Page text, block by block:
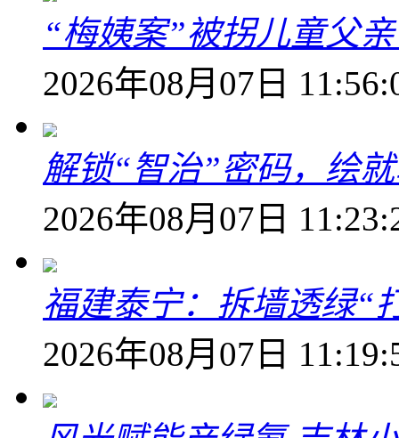
“梅姨案”被拐儿童父
2026年08月07日
解锁“智治”密码，绘
2026年08月07日
福建泰宁：拆墙透绿“
2026年08月07日